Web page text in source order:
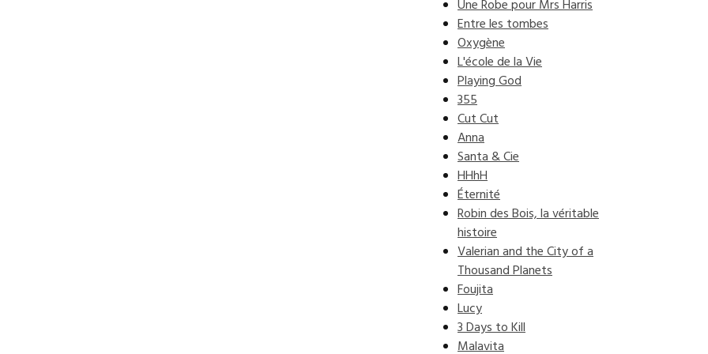
Une Robe pour Mrs Harris
Entre les tombes
Oxygène
L'école de la Vie
Playing God
355
Cut Cut
Anna
Santa & Cie
HHhH
Éternité
Robin des Bois, la véritable
histoire
Valerian and the City of a
Thousand Planets
Foujita
Lucy
3 Days to Kill
Malavita